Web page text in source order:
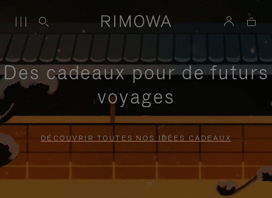
Des cadeaux pour de futurs
voyages
DÉCOUVRIR TOUTES NOS IDÉES CADEAUX